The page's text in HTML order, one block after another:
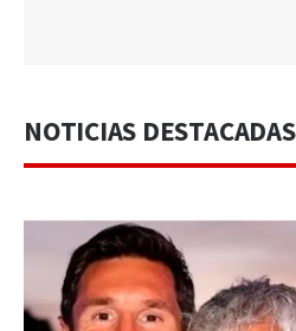
NOTICIAS DESTACADAS